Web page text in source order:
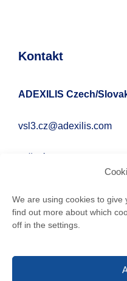
We are using cookies to give
find out more about which
off in the settings.
Kontakt
ADEXILIS Czech/
vsl3.cz@adexilis.com